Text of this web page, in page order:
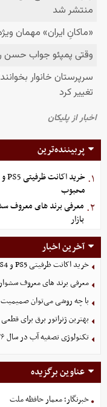
پربیننده‌ترین
۱.
محبوب
۲. معرفی برند های معروف
بازار
آخرین اخبار
خرید اکانت ظرفیتی PS5 و PS4؛ راهی اقتصادی برای تجربه بازی‌های محبوب
معرفی برند های معروف
با چه روشی می‌توان صمیمیت
بهترین ژنراتور برق برای
تکنولوژی تصفیه آب در سال ۲۰۲۶؛ از نانوفیلتراسیون تا اسمز معکوس پیشرفته
عناوین برگزیده
خبرنگار؛ معمار حافظه ملت